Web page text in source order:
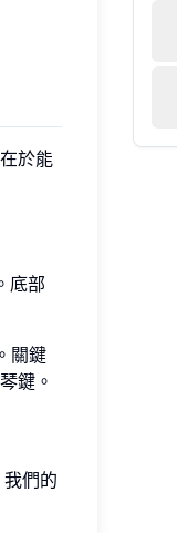
於能
底部
關鍵
鍵。
們的